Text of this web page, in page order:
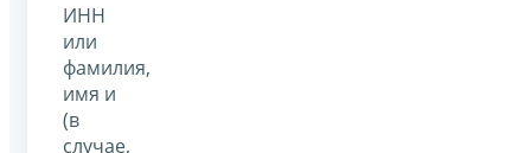
ИНН
или
фамилия,
имя и
(в
случае,